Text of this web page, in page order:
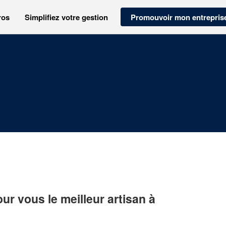
Simplifiez votre gestion Promouvoir mon
vous le meilleur artisan à